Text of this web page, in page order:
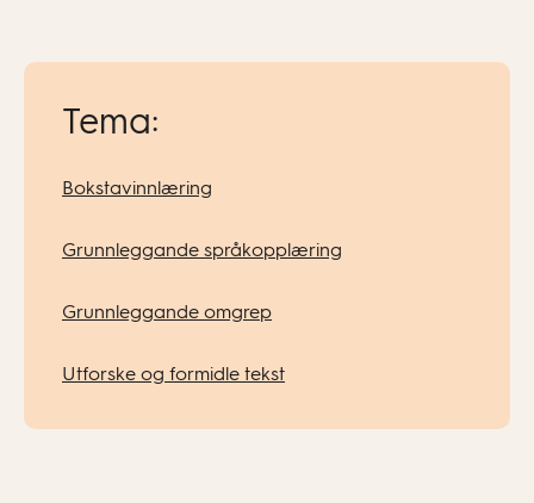
Tema:
Bokstavinnlæring
Grunnleggande språkopplæring
Grunnleggande omgrep
Utforske og formidle tekst